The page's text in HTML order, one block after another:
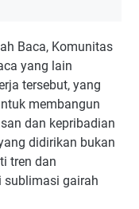
Baca, Komunitas
yang lain
tersebut, yang
membangun
dan kepribadian
didirikan bukan
tren dan
sublimasi gairah